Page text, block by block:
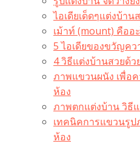
ไอเดียเด็ดๆแต่งบ้า
เม้าท์ (mount) คืออ
5 ไอเดียของขวัญค
4 วิธีแต่งบ้านสวยด้ว
ภาพแขวนผนัง เพื่อ
ห้อง
ภาพตกแต่งบ้าน วิธี
เทคนิคการแขวนรูป
ห้อง